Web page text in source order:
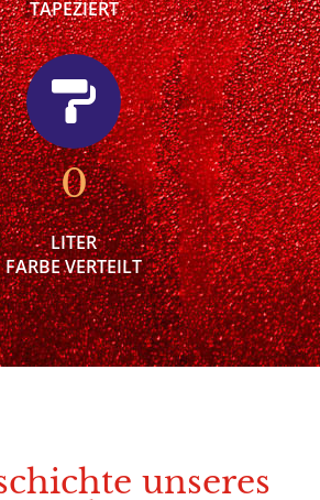
TAPEZIERT
0
LITER
FARBE VERTEILT
unseres